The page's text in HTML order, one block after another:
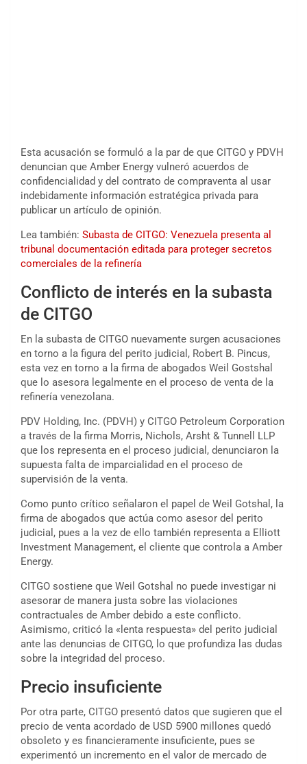
Esta acusación se formuló a la par de que CITGO y PDVH
denuncian que Amber Energy vulneró acuerdos de
confidencialidad y del contrato de compraventa al usar
indebidamente información estratégica privada para
publicar un artículo de opinión.
Lea también: Subasta de CITGO: Venezuela presenta al
tribunal documentación editada para proteger secretos
comerciales de la refinería
Conflicto de interés en la subasta
de CITGO
En la subasta de CITGO nuevamente surgen acusaciones
en torno a la figura del perito judicial, Robert B. Pincus,
esta vez en torno a la firma de abogados Weil Gostshal
que lo asesora legalmente en el proceso de venta de la
refinería venezolana.
PDV Holding, Inc. (PDVH) y CITGO Petroleum Corporation
a través de la firma Morris, Nichols, Arsht & Tunnell LLP
que los representa en el proceso judicial, denunciaron la
supuesta falta de imparcialidad en el proceso de
supervisión de la venta.
Como punto crítico señalaron el papel de Weil Gotshal, la
firma de abogados que actúa como asesor del perito
judicial, pues a la vez de ello también representa a Elliott
Investment Management, el cliente que controla a Amber
Energy.
CITGO sostiene que Weil Gotshal no puede investigar ni
asesorar de manera justa sobre las violaciones
contractuales de Amber debido a este conflicto.
Asimismo, criticó la «lenta respuesta» del perito judicial
ante las denuncias de CITGO, lo que profundiza las dudas
sobre la integridad del proceso.
Precio insuficiente
Por otra parte, CITGO presentó datos que sugieren que el
precio de venta acordado de USD 5900 millones quedó
obsoleto y es financieramente insuficiente, pues se
experimentó un incremento en el valor de mercado de